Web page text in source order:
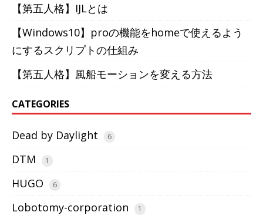
【第五人格】IJLとは
【Windows10】proの機能をhomeで使えるよう
にするスクリプトの仕組み
【第五人格】風船モーションを変える方法
CATEGORIES
Dead by Daylight 6
DTM 1
HUGO 6
Lobotomy-corporation 1